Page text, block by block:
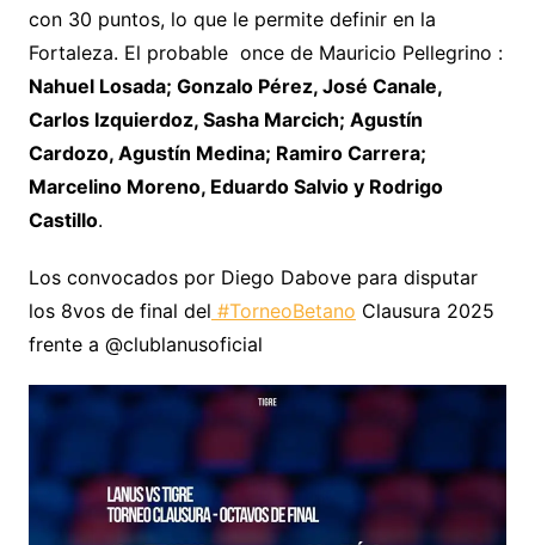
con 30 puntos, lo que le permite definir en la
Fortaleza. El probable once de Mauricio Pellegrino :
Nahuel Losada; Gonzalo Pérez, José Canale,
Carlos Izquierdoz, Sasha Marcich; Agustín
Cardozo, Agustín Medina; Ramiro Carrera;
Marcelino Moreno, Eduardo Salvio y Rodrigo
Castillo.
Los convocados por Diego Dabove para disputar
los 8vos de final del #TorneoBetano Clausura 2025
frente a @clublanusoficial